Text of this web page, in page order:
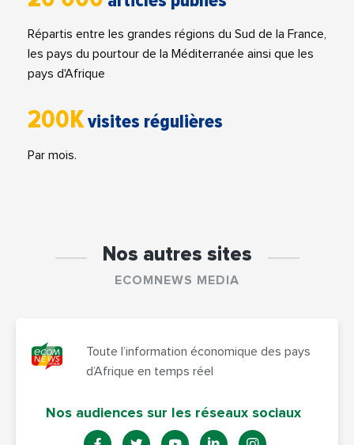
Répartis entre les grandes régions du Sud de la France,
les pays du pourtour de la Méditerranée ainsi que les
pays d'Afrique
200Kvisites régulières
Par mois.
Nos autres sites
ECOMNEWS MEDIA
Toute l’information économique des pays
d’Afrique en temps réel
Nos audiences sur les réseaux sociaux